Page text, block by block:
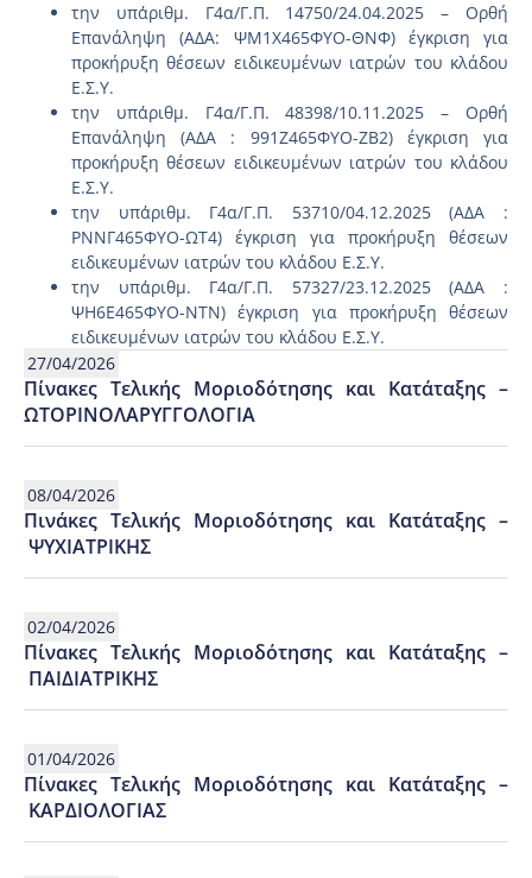
την υπ΄αριθμ. Γ4α/Γ.Π. 14750/24.04.2025 – Ορθή
Επανάληψη (ΑΔΑ: ΨΜ1Χ465ΦΥΟ-ΘΝΦ) έγκριση για
προκήρυξη θέσεων ειδικευμένων ιατρών του κλάδου
Ε.Σ.Υ.
την υπ΄αριθμ. Γ4α/Γ.Π. 48398/10.11.2025 – Ορθή
Επανάληψη (ΑΔΑ : 991Ζ465ΦΥΟ-ΖΒ2) έγκριση για
προκήρυξη θέσεων ειδικευμένων ιατρών του κλάδου
Ε.Σ.Υ.
την υπ΄αριθμ. Γ4α/Γ.Π. 53710/04.12.2025 (ΑΔΑ :
ΡΝΝΓ465ΦΥΟ-ΩΤ4) έγκριση για προκήρυξη θέσεων
ειδικευμένων ιατρών του κλάδου Ε.Σ.Υ.
την υπ΄αριθμ. Γ4α/Γ.Π. 57327/23.12.2025 (ΑΔΑ :
ΨΗ6Ε465ΦΥΟ-ΝΤΝ) έγκριση για προκήρυξη θέσεων
ειδικευμένων ιατρών του κλάδου Ε.Σ.Υ.
27/04/2026
Πίνακες Τελικής Μοριοδότησης και Κατάταξης –
ΩΤΟΡΙΝΟΛΑΡΥΓΓΟΛΟΓΙΑ
08/04/2026
Πινάκες Τελικής Μοριοδότησης και Κατάταξης –
ΨΥΧΙΑΤΡΙΚΗΣ
02/04/2026
Πίνακες Τελικής Μοριοδότησης και Κατάταξης –
ΠΑΙΔΙΑΤΡΙΚΗΣ
01/04/2026
Πίνακες Τελικής Μοριοδότησης και Κατάταξης –
ΚΑΡΔΙΟΛΟΓΙΑΣ